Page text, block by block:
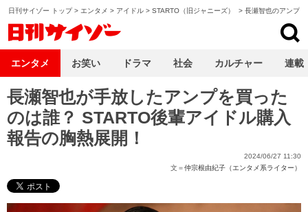
日刊サイゾー トップ> エンタメ > アイドル > STARTO（旧ジャニーズ） > 長瀬智也のアンプ
長瀬智也が手放したアンプを買った
のは誰？ STARTO後輩アイドル購入
報告の胸熱展開！
2024/06/27 11:30
文＝仲宗根由紀子（エンタメ系ライター）
エンタメ お笑い ドラマ 社会 カルチャー 連載